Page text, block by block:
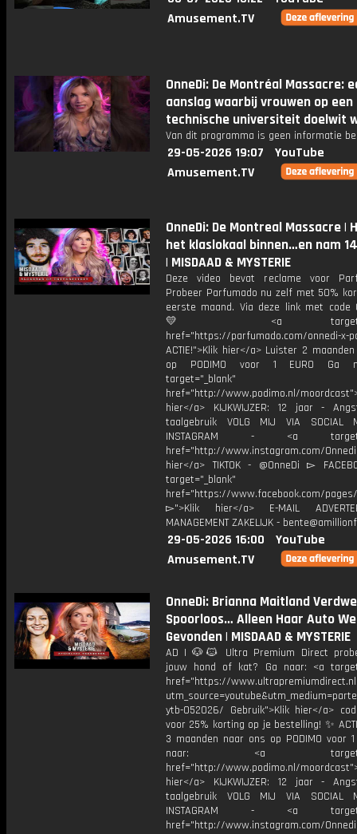
Amusement.TV
OnneDi: De Montréal Massacre:
aanslag waarbij vrouwen op een
technische universiteit doelwit
Van dit programma is geen informatie
29-05-2026 19:07
YouTube
Amusement.TV
OnneDi: De Montreal Massacre |
het klaslokaal binnen…en nam
| MISDAAD & MYSTERIE
Deze video bevat reclame voor
Probeer Parfumado nu zelf met 50%
eerste maand. Via deze link met code
💛 <a
href="https://parfumado.com/onnedi-x-
ACTIE!">Klik hier</a> Luister 2
op PODIMO voor 1 EURO Ga
target="_blank"
href="http://www.podimo.nl/
hier</a> KIJKWIJZER: 12 jaar -
taalgebruik VOLG MIJ VIA SOCIAL
INSTAGRAM - <a
href="http://www.instagram.com/
hier</a> TIKTOK - @OnneDi ▻
target="_blank"
href="https://www.facebook.com/pages/
▻">Klik hier</a> E-MAIL
MANAGEMENT ZAKELIJK -
29-05-2026 16:00
YouTube
Amusement.TV
OnneDi: Brianna Maitland
Spoorloos… Alleen Haar Auto
Gevonden | MISDAAD & MYSTERIE
AD | 🐶🐱 Ultra Premium Direct
jouw hond of kat? Ga naar: <a
href="https://
ytb-052026/ Gebruik">Klik hier</a>
voor 25% korting op je bestelling! ✨
3 maanden naar ons op PODIMO voor 1
naar: <a
href="http://www.podimo.nl/
hier</a> KIJKWIJZER: 12 jaar -
taalgebruik VOLG MIJ VIA SOCIAL
INSTAGRAM - <a
href="http://www.instagram.com/